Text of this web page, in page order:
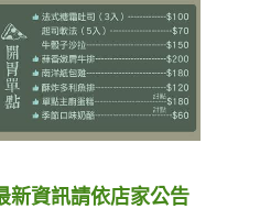
新資訊請依店家公告